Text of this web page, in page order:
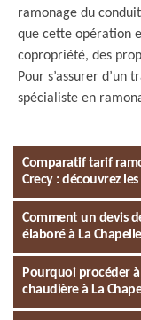
ramonage du
que cette opération
copropriété, des
Pour s’assurer d’un
spécialiste en
Comparatif tarif
Crecy : découvrez
Comment un devis
élaboré à La
Pourquoi procéder
chaudière à La